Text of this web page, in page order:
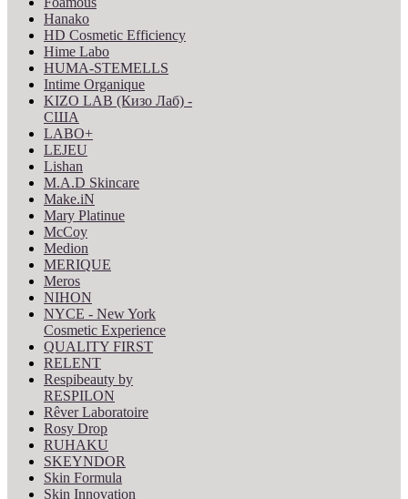
Hanako
HD Cosmetic Efficiency
Hime Labo
HUMA-STEMELLS
Intime Organique
KIZO LAB (Кизо Лаб) -
США
LABO+
LEJEU
Lishan
M.A.D Skincare
Make.iN
Mary Platinue
McCoy
Medion
MERIQUE
Meros
NIHON
NYCE - New York
Cosmetic Experience
QUALITY FIRST
RELENT
Respibeauty by
RESPILON
Rêver Laboratoire
Rosy Drop
RUHAKU
SKEYNDOR
Skin Formula
Skin Innovation